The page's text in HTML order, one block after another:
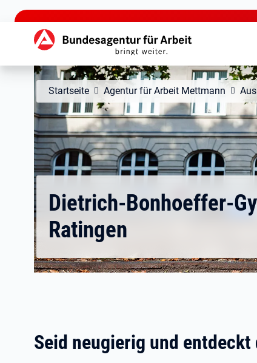
zu den Hauptinhalten springen
Hauptnavigation
Startseite Agentur für Arbeit Mettmann
Dietrich-Bonhoeffer-
Ratingen
Seid neugierig und